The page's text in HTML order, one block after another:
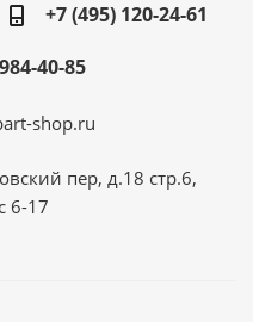
+7 (495) 120-24-61
40-85
shop.ru
пер, д.18 стр.6,
6-17